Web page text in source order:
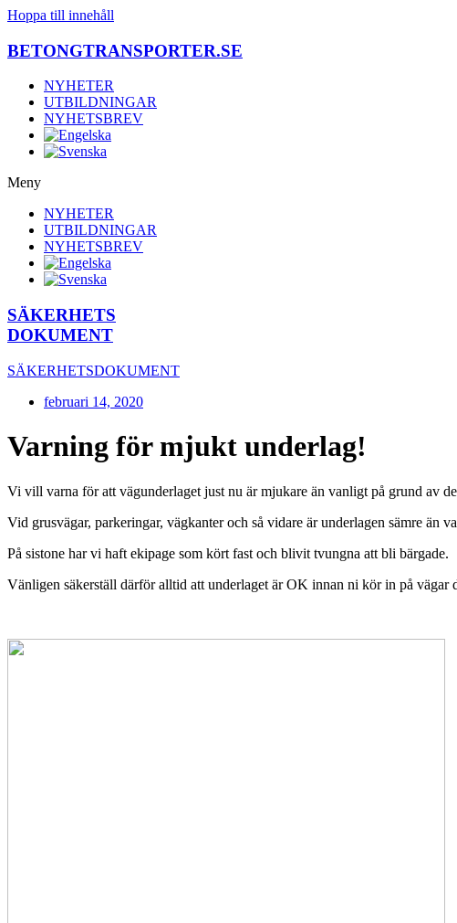
Hoppa till innehåll
BETONGTRANSPORTER.SE
NYHETER
UTBILDNINGAR
NYHETSBREV
Meny
NYHETER
UTBILDNINGAR
NYHETSBREV
SÄKERHETS
DOKUMENT
SÄKERHETSDOKUMENT
februari 14, 2020
Varning för mjukt underlag!
Vi vill varna för att vägunderlaget just nu är mjukare än vanligt på grund av
Vid grusvägar, parkeringar, vägkanter och så vidare är underlagen sämre än
På sistone har vi haft ekipage som kört fast och blivit tvungna att bli bärgade.
Vänligen säkerställ därför alltid att underlaget är OK innan ni kör in på vägar